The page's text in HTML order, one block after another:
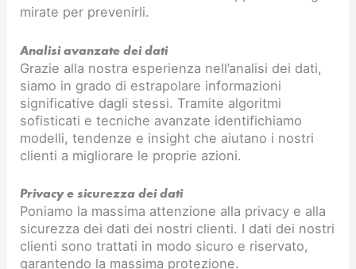
mirate per prevenirli.
Analisi avanzate dei dati
Grazie alla nostra esperienza nell’analisi dei dati,
siamo in grado di estrapolare informazioni
significative dagli stessi. Tramite algoritmi
sofisticati e tecniche avanzate identifichiamo
modelli, tendenze e insight che aiutano i nostri
clienti a migliorare le proprie azioni.
Privacy e sicurezza dei dati
Poniamo la massima attenzione alla privacy e alla
sicurezza dei dati dei nostri clienti. I dati dei nostri
clienti sono trattati in modo sicuro e riservato,
garantendo la massima protezione.